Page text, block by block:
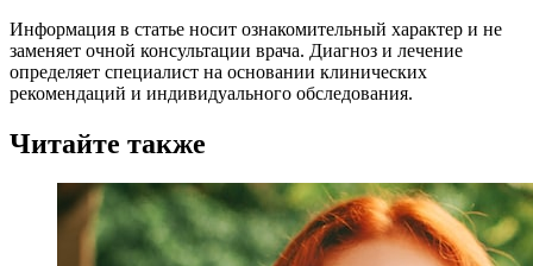
Информация в статье носит ознакомительный характер и не
заменяет очной консультации врача. Диагноз и лечение
определяет специалист на основании клинических
рекомендаций и индивидуального обследования.
Читайте также